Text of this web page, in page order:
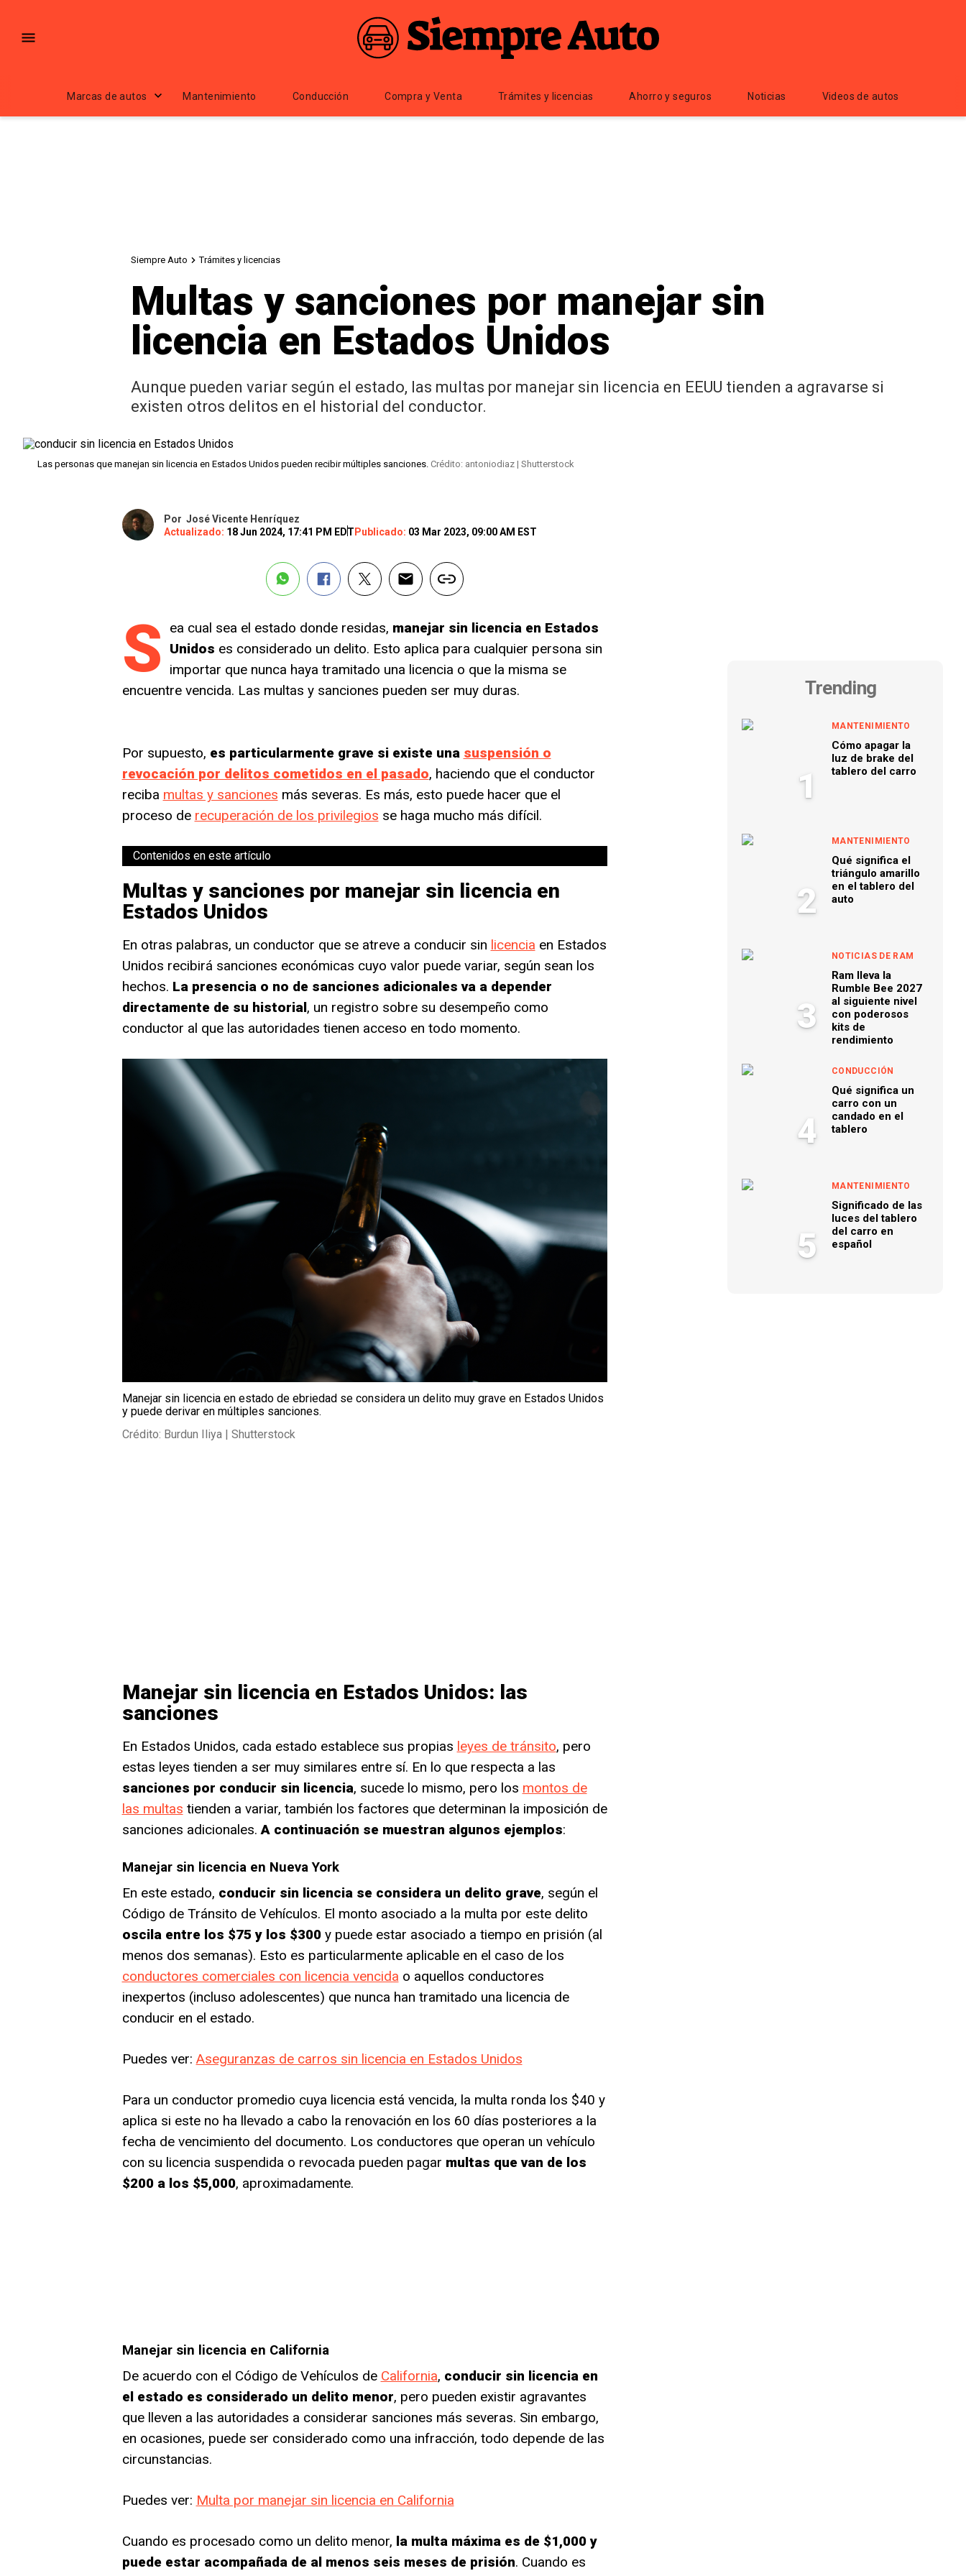
Marcas de autos Mantenimiento Conducción Compra y Venta Trámites y licencias Ahorro y seguros Noticias Videos de autos
Siempre Auto Trámites y licencias
Multas y sanciones por manejar sin
licencia en Estados Unidos
Aunque pueden variar según el estado, las multas por manejar sin licencia en EEUU tienden a agravarse si
existen otros delitos en el historial del conductor.
Las personas que manejan sin licencia en Estados Unidos pueden recibir múltiples sanciones. Crédito: antoniodiaz | Shutterstock
Por José Vicente Henríquez
Actualizado: 18 Jun 2024, 17:41 PM EDT Publicado: 03 Mar 2023, 09:00 AM EST
S ea cual sea el estado donde residas, manejar sin licencia en Estados
Unidos es considerado un delito. Esto aplica para cualquier persona sin
importar que nunca haya tramitado una licencia o que la misma se
encuentre vencida. Las multas y sanciones pueden ser muy duras.
Por supuesto, es particularmente grave si existe una suspensión o
revocación por delitos cometidos en el pasado, haciendo que el conductor
reciba multas y sanciones más severas. Es más, esto puede hacer que el
proceso de recuperación de los privilegios se haga mucho más difícil.
Contenidos en este artículo
Multas y sanciones por manejar sin licencia en
Estados Unidos
En otras palabras, un conductor que se atreve a conducir sin licencia en Estados
Unidos recibirá sanciones económicas cuyo valor puede variar, según sean los
hechos. La presencia o no de sanciones adicionales va a depender
directamente de su historial, un registro sobre su desempeño como
conductor al que las autoridades tienen acceso en todo momento.
Manejar sin licencia en estado de ebriedad se considera un delito muy grave en Estados Unidos
y puede derivar en múltiples sanciones.
Crédito: Burdun Iliya | Shutterstock
Manejar sin licencia en Estados Unidos: las
sanciones
En Estados Unidos, cada estado establece sus propias leyes de tránsito, pero
estas leyes tienden a ser muy similares entre sí. En lo que respecta a las
sanciones por conducir sin licencia, sucede lo mismo, pero los montos de
las multas tienden a variar, también los factores que determinan la imposición de
sanciones adicionales.A continuación se muestran algunos ejemplos:
Manejar sin licencia en Nueva York
En este estado, conducir sin licencia se considera un delito grave, según el
Código de Tránsito de Vehículos. El monto asociado a la multa por este delito
oscila entre los $75 y los $300y puede estar asociado a tiempo en prisión (al
menos dos semanas). Esto es particularmente aplicable en el caso de los
conductores comerciales con licencia vencida o aquellos conductores
inexpertos (incluso adolescentes) que nunca han tramitado una licencia de
conducir en el estado.
Puedes ver: Aseguranzas de carros sin licencia en Estados Unidos
Para un conductor promedio cuya licencia está vencida, la multa ronda los $40 y
aplica si este no ha llevado a cabo la renovación en los 60 días posteriores a la
fecha de vencimiento del documento. Los conductores que operan un vehículo
con su licencia suspendida o revocada pueden pagar multas que van de los
$200 a los $5,000, aproximadamente.
Manejar sin licencia en California
De acuerdo con el Código de Vehículos de California, conducir sin licencia en
el estado es considerado un delito menor, pero pueden existir agravantes
que lleven a las autoridades a considerar sanciones más severas. Sin embargo,
en ocasiones, puede ser considerado como una infracción, todo depende de las
circunstancias.
Puedes ver: Multa por manejar sin licencia en California
Cuando es procesado como un delito menor, la multa máxima es de $1,000 y
puede estar acompañada de al menos seis meses de prisión. Cuando es
Trending
1
MANTENIMIENTO
Cómo apagar la
luz de brake del
tablero del carro
2
MANTENIMIENTO
Qué significa el
triángulo amarillo
en el tablero del
auto
3
NOTICIAS DE RAM
Ram lleva la
Rumble Bee 2027
al siguiente nivel
con poderosos
kits de
rendimiento
4
CONDUCCIÓN
Qué significa un
carro con un
candado en el
tablero
5
MANTENIMIENTO
Significado de las
luces del tablero
del carro en
español